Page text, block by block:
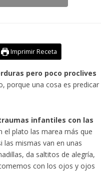
Imprimir Receta
pero poco proclives
porque una cosa es predicar
infantiles con las
el plato las marea más que
las mismas van en unas
da saltitos de alegría,
con los ojos y ojos